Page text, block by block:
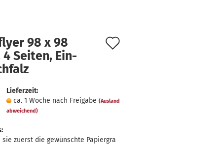
98 x 98
4 Sei­ten, Ein­
Lieferzeit:
ca. 1 Woche nach Freigabe (Ausland
abweichend)
sie zuerst die gewünschte Papiergra